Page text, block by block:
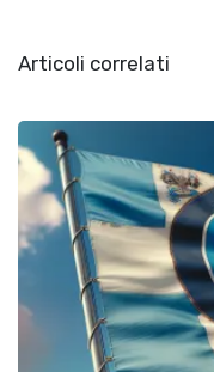
Articoli correlati